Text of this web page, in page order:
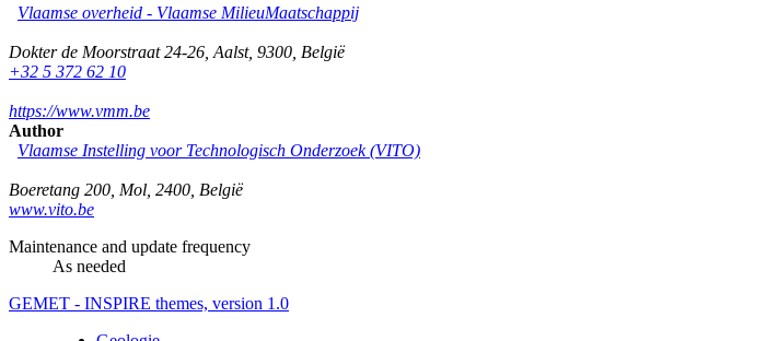
Vlaamse overheid - Vlaamse MilieuMaatschappij
Dokter de Moorstraat 24-26 Aalst, 9300 België
+32 5 372 62 10
https://www.vmm.be
Author
Vlaamse Instelling voor Technologisch Onderzoek (VITO)
Boeretang 200 Mol 2400 België
www.vito.be
Maintenance and update frequency
As needed
GEMET - INSPIRE themes, version 1.0